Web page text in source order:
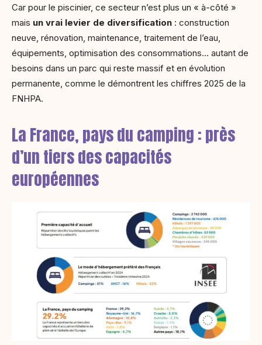
Car pour le piscinier, ce secteur n’est plus un « à-côté »
mais un vrai levier de diversification : construction
neuve, rénovation, maintenance, traitement de l’eau,
équipements, optimisation des consommations… autant de
besoins dans un parc qui reste massif et en évolution
permanente, comme le démontrent les chiffres 2025 de la
FNHPA.
La France, pays du camping : près
d’un tiers des capacités
européennes